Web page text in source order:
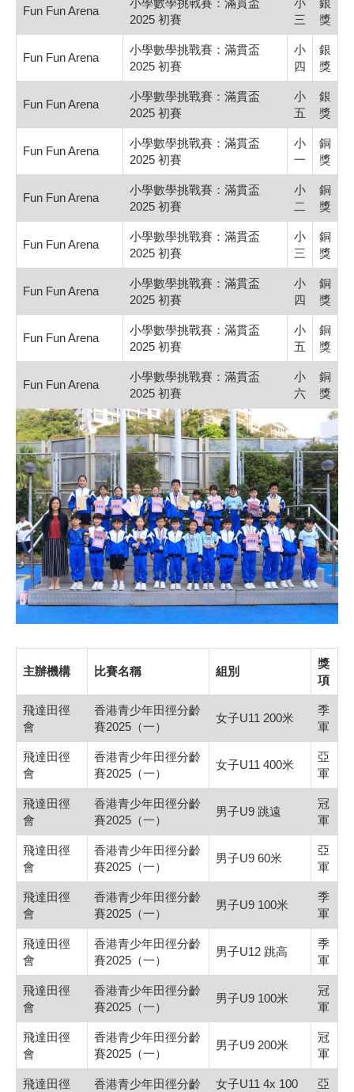
Fun Fun Arena
小學數學挑戰賽：滿貫盃
2025 初賽
小
三
銀
獎
Fun Fun Arena
小學數學挑戰賽：滿貫盃
2025 初賽
小
四
銀
獎
Fun Fun Arena
小學數學挑戰賽：滿貫盃
2025 初賽
小
五
銀
獎
Fun Fun Arena
小學數學挑戰賽：滿貫盃
2025 初賽
小
一
銅
獎
Fun Fun Arena
小學數學挑戰賽：滿貫盃
2025 初賽
小
二
銅
獎
Fun Fun Arena
小學數學挑戰賽：滿貫盃
2025 初賽
小
三
銅
獎
Fun Fun Arena
小學數學挑戰賽：滿貫盃
2025 初賽
小
四
銅
獎
Fun Fun Arena
小學數學挑戰賽：滿貫盃
2025 初賽
小
五
銅
獎
Fun Fun Arena
小學數學挑戰賽：滿貫盃
2025 初賽
小
六
銅
獎
主辦機構 比賽名稱 組別
獎
項
飛達田徑
會
香港青少年田徑分齡
賽2025（一）
女子U11 200米
季
軍
飛達田徑
會
香港青少年田徑分齡
賽2025（一）
女子U11 400米
亞
軍
飛達田徑
會
香港青少年田徑分齡
賽2025（一）
男子U9 跳遠
冠
軍
飛達田徑
會
香港青少年田徑分齡
賽2025（一）
男子U9 60米
亞
軍
飛達田徑
會
香港青少年田徑分齡
賽2025（一）
男子U9 100米
季
軍
飛達田徑
會
香港青少年田徑分齡
賽2025（一）
男子U12 跳高
季
軍
飛達田徑
會
香港青少年田徑分齡
賽2025（一）
男子U9 100米
冠
軍
飛達田徑
會
香港青少年田徑分齡
賽2025（一）
男子U9 200米
冠
軍
飛達田徑
香港青少年田徑分齡
女子U11 4x 100
亞